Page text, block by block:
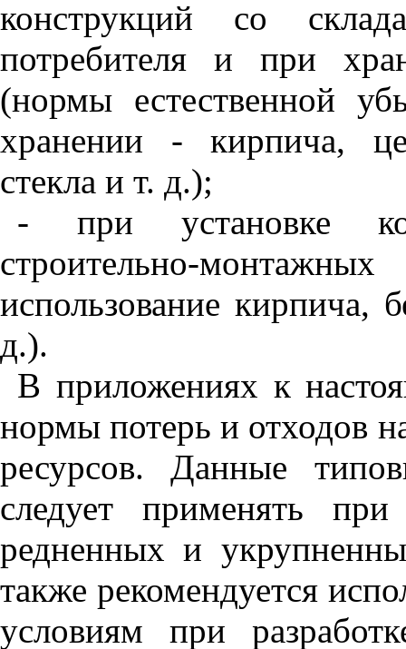
конструкций со
потребителя и при
(нормы естественной
хранении - кирпича,
стекла и т. д.);
- при установке
строительно-
использование кирпича,
д.).
В приложениях к
нормы потерь и отходов
ресурсов. Данные
следует применять
редненных и
также рекоменду­ется
условиям при